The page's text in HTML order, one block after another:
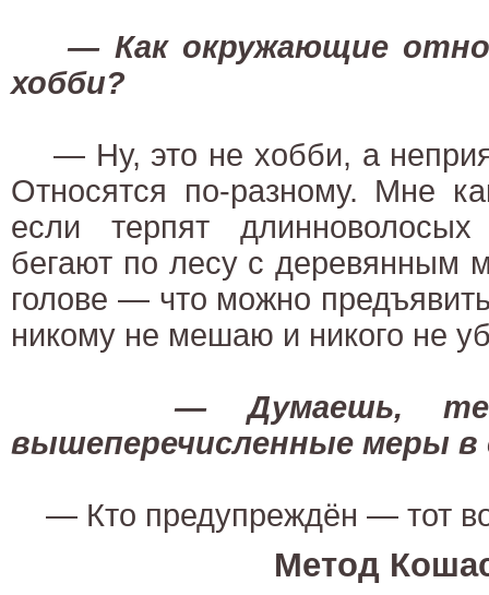
— Как окружающие
хобби?
— Ну, это не хобби, а
Относятся по-разному. Мне
если терпят
бегают по лесу с деревянным
голове — что можно
никому не мешаю и никого не
— Думаешь,
вышеперечисленные меры в
— Кто предупреждён — тот
Метод